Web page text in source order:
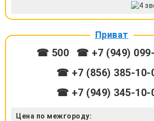
Приват
☎ 500
☎ +7 (949)
☎ +7 (856) 385-10-
☎ +7 (949) 345-10-
Цена по межгороду: